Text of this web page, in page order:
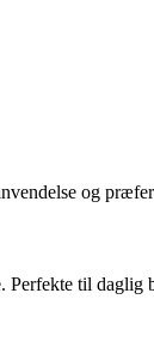
og
Perfekte til